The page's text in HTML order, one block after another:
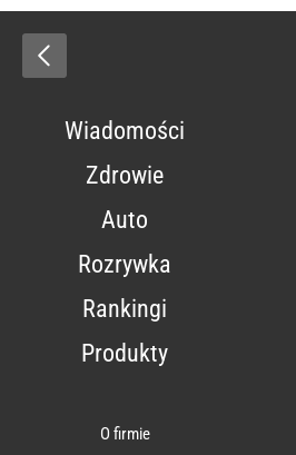
Wiadomości
Zdrowie
Auto
Rozrywka
Rankingi
Produkty
O firmie